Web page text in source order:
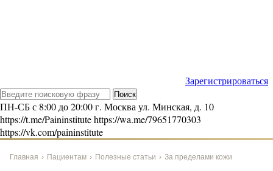
Зарегистрироваться
ПН-СБ с 8:00 до 20:00г. Москва ул. Минская, д. 10
https://t.me/Paininstitutehttps://wa.me/79651770303
https://vk.com/paininstitute
Главная › Пациентам › Полезные статьи › За пределами кожи